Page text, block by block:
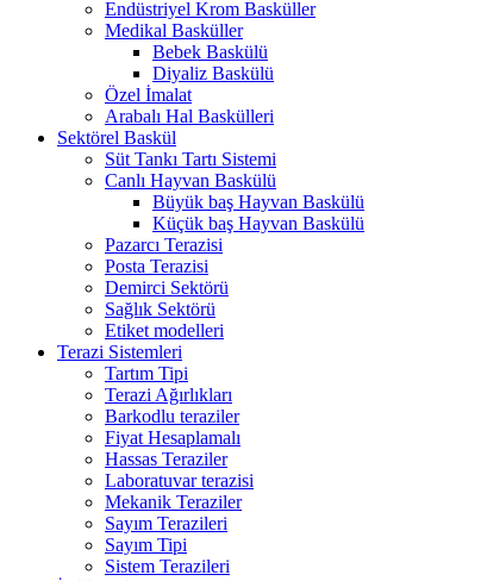
Endüstriyel Krom Basküller
Medikal Basküller
Bebek Baskülü
Diyaliz Baskülü
Özel İmalat
Arabalı Hal Baskülleri
Sektörel Baskül
Süt Tankı Tartı Sistemi
Canlı Hayvan Baskülü
Büyük baş Hayvan Baskülü
Küçük baş Hayvan Baskülü
Pazarcı Terazisi
Posta Terazisi
Demirci Sektörü
Sağlık Sektörü
Etiket modelleri
Terazi Sistemleri
Tartım Tipi
Terazi Ağırlıkları
Barkodlu teraziler
Fiyat Hesaplamalı
Hassas Teraziler
Laboratuvar terazisi
Mekanik Teraziler
Sayım Terazileri
Sayım Tipi
Sistem Terazileri